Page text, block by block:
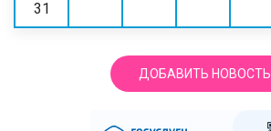
31
ДОБАВИТЬ НОВОСТЬ